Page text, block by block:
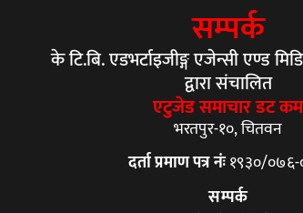
सम्पर्क
के टि.बि. एडभर्टाइजीङ्ग एजेन्सी एण्ड
द्वारा संचालित
एटुजेड समाचार डट कम
भरतपुर-१०, चितवन
दर्ता प्रमाण पत्र नंः१९३०/
सम्पर्क